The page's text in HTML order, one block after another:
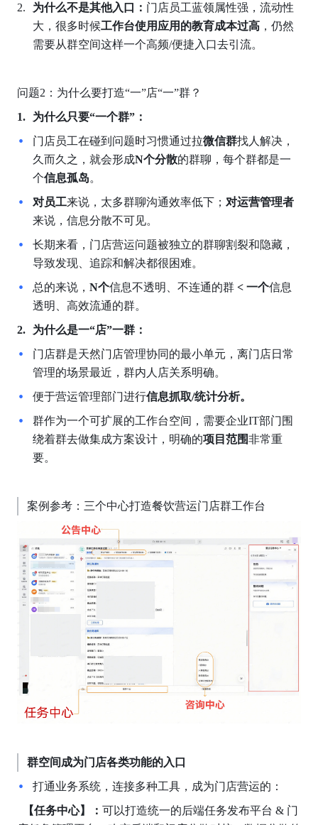
为什么不是其他入口： 门店员工蓝领属性强，流动性
大，很多时候工作台使用应用的教育成本过高，仍然
需要从群空间这样一个高频/便捷入口去引流。
问题2：为什么要打造“一”店“一”群？
为什么只要“一个群”：
门店员工在碰到问题时习惯通过拉微信群找人解决，
久而久之，就会形成N个分散的群聊，每个群都是一
个信息孤岛。
对员工来说，太多群聊沟通效率低下； 对运营管理者
来说，信息分散不可见。
长期来看，门店营运问题被独立的群聊割裂和隐藏，
导致发现、追踪和解决都很困难。
总的来说， N个信息不透明、不连通的群 < 一个信息
透明、高效流通的群。
为什么是一“店”一群：
门店群是天然门店管理协同的最小单元，离门店日常
管理的场景最近，群内人店关系明确。
便于营运管理部门进行信息抓取/统计分析。
群作为一个可扩展的工作台空间，需要企业IT部门围
绕着群去做集成方案设计，明确的项目范围非常重
要。
案例参考：三个中心打造餐饮营运门店群工作台
群空间成为门店各类功能的入口
打通业务系统，连接多种工具，成为门店营运的：
【任务中心】： 可以打造统一的后端任务发布平台 & 门